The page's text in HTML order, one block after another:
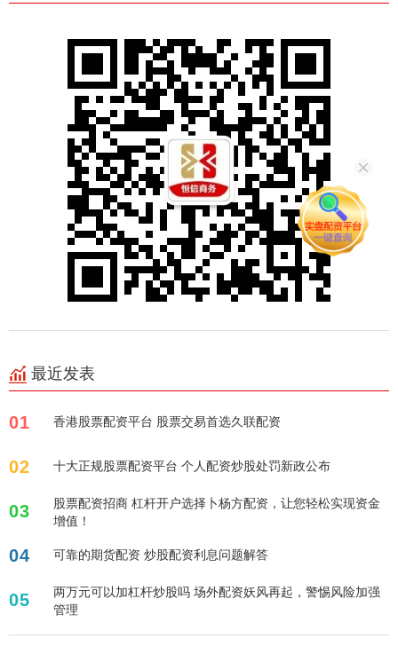
最近发表
01 香港股票配资平台 股票交易首选久联配资
02 十大正规股票配资平台 个人配资炒股处罚新政公布
03
股票配资招商 杠杆开户选择卜杨方配资，让您轻松实现资金
增值！
04 可靠的期货配资 炒股配资利息问题解答
05
两万元可以加杠杆炒股吗 场外配资妖风再起，警惕风险加强
管理